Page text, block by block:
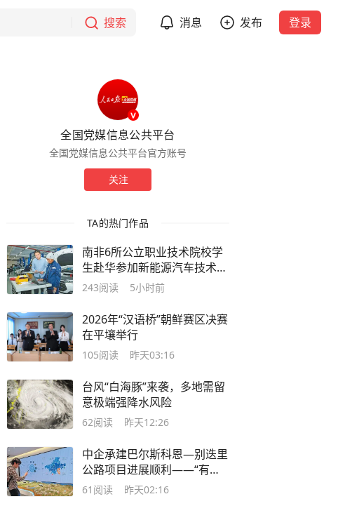
搜索 消息 发布 登录
全国党媒信息公共平台
全国党媒信息公共平台官方账号
关注
TA的热门作品
南非6所公立职业技术院校学
生赴华参加新能源汽车技术研
修，收获满满——触摸到全球
243阅读 5小时前
2026年“汉语桥”朝鲜赛区决赛
在平壤举行
105阅读 昨天03:16
台风“白海豚”来袭，多地需留
意极端强降水风险
62阅读 昨天12:26
中企承建巴尔斯科恩—别迭里
公路项目进展顺利——“有路
的地方，就有发展机遇”
61 阅读 昨天02:16